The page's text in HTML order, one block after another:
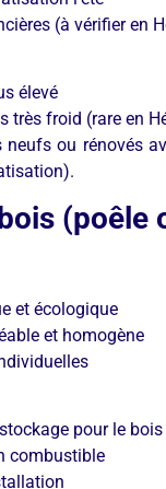
(à vérifier en
élevé
très froid (rare en
ou rénovés
(poêle
et écologique
et homogène
pour le bois
combustible